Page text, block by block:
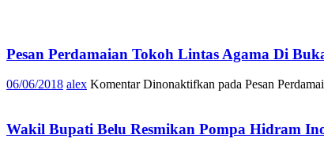
Pesan Perdamaian Tokoh Lintas Agama Di
06/06/2018 alex Komentar Dinonaktifkan pada Pesan
Wakil Bupati Belu Resmikan Pompa Hidram